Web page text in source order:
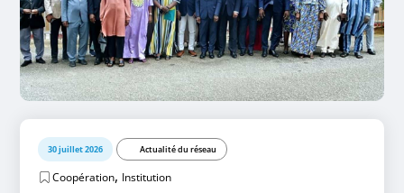
30 juillet 2026 Actualité du réseau
Coopération, Institution